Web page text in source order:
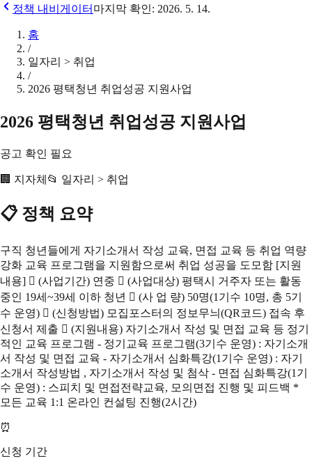
정책 내비게이터 마지막 확인: 2026. 5. 14.
홈
/
일자리 > 취업
/
2026 평택청년 취업성공 지원사업
2026 평택청년 취업성공 지원사업
공고 확인 필요
🏢 지자체 📂 일자리 > 취업
📋 정책 요약
구직 청년들에게 자기소개서 작성 교육, 면접 교육 등 취업 역량
강화 교육 프로그램을 지원함으로써 취업 성공을 도모함 [지원
내용]  (사업기간) 연중  (사업대상) 평택시 거주자 또는 활동
중인 19세~39세 이하 청년  (사 업 량) 50명(1기수 10명, 총 5기
수 운영)  (신청방법) 모집포스터의 정보무늬(QR코드) 접속 후
신청서 제출  (지원내용) 자기소개서 작성 및 면접 교육 등 정기
적인 교육 프로그램 - 정기교육 프로그램(3기수 운영) : 자기소개
서 작성 및 면접 교육 - 자기소개서 심화특강(1기수 운영) : 자기
소개서 작성방법 , 자기소개서 작성 및 첨삭 - 면접 심화특강(1기
수 운영) : 스피치 및 면접전략교육, 모의면접 진행 및 피드백 *
모든 교육 1:1 온라인 컨설팅 진행(2시간)
⏰
신청 기간